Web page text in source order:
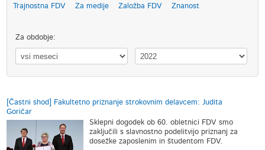
Trajnostna FDV
Za medije Založba FDV Znanost
Za obdobje:
[Častni shod] Fakultetno priznanje strokovnim delavcem: Judita
Goričar
Sklepni dogodek ob 60. obletnici FDV smo
zaključili s slavnostno podelitvijo priznanj za
dosežke zaposlenim in študentom FDV.